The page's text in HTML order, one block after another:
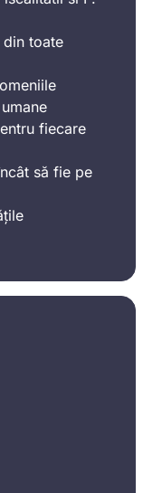
toate
fiecare
să fie pe